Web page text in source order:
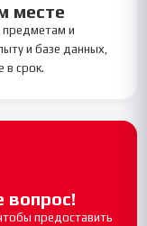
месте
и
и базе данных,
в срок.
вопрос!
предоставить